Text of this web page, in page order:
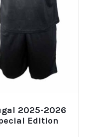
2025-2026
Edition